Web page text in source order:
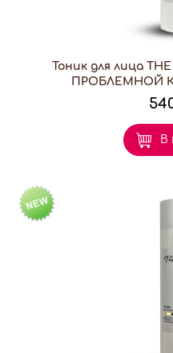
Тоник для лица
ПРОБЛЕМНОЙ
В